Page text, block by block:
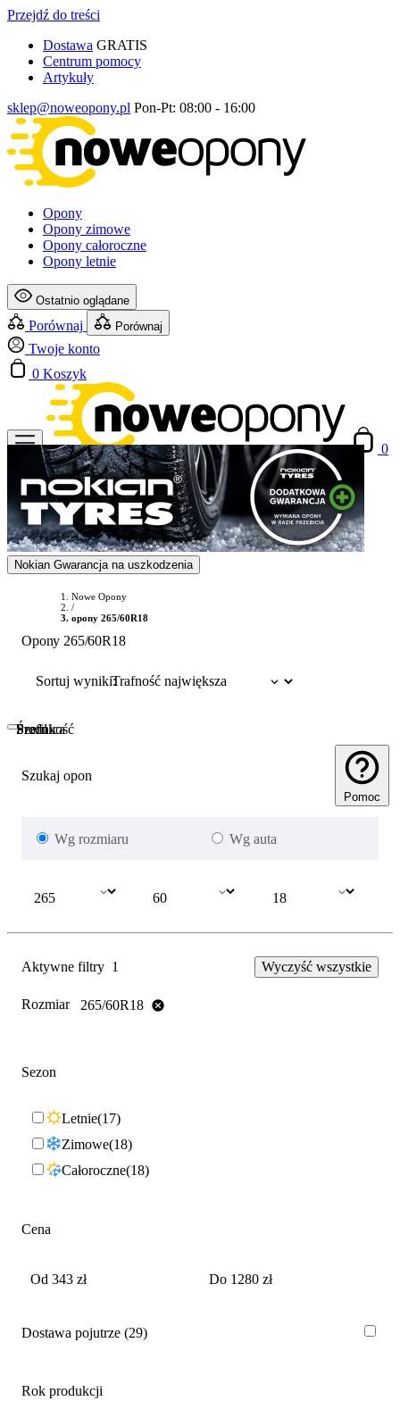
Przejdź do treści
Dostawa GRATIS
Centrum pomocy
Artykuły
sklep@noweopony.pl Pon-Pt: 08:00 - 16:00
Opony
Opony zimowe
Opony całoroczne
Opony letnie
Ostatnio oglądane
Porównaj Porównaj
Twoje konto
0 Koszyk
0
Nokian Gwarancja na uszkodzenia
Nowe Opony
/
opony 265/60R18
Opony 265/60R18
Sortuj wyniki:
Szukaj opon
Pomoc
Wg rozmiaru Wg auta
Szerokość
Profil
Średnica
Aktywne filtry 1 Wyczyść wszystkie
Rozmiar 265/60R18
Sezon
Letnie 17
Zimowe 18
Całoroczne 18
Cena
Dostawa pojutrze 29
Rok produkcji